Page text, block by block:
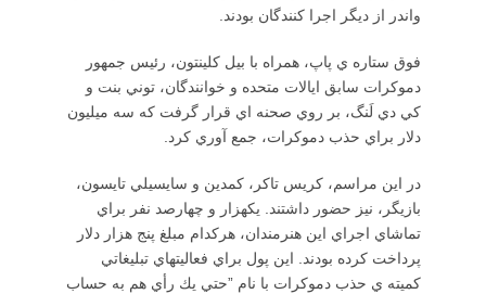
واندر از ديگر اجرا كنندگان بودند.
فوق ستاره ي پاپ، همراه با بيل كلينتون، رئيس جمهور
دموكرات سابق ايالات متحده و خوانندگان، توني بنت و
كي دي لَنگ، بر روي صحنه اي قرار گرفت كه سه ميليون
دلار براي حذب دموكرات، جمع آوري كرد.
در اين مراسم، كريس تاكر، كمدين و سايسيلي تايسون،
بازيگر، نيز حضور داشتند. يكهزار و چهارصد نفر براي
تماشاي اجراي اين هنرمندان، هركدام مبلغ پنج هزار دلار
پرداخت كرده بودند. اين پول براي فعاليتهاي تبليغاتي
كميته ي حذب دموكرات با نام ”حتي يك رأي هم به حساب